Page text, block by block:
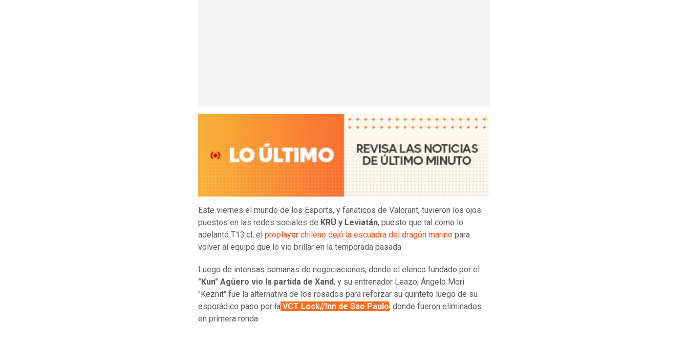
Este viernes el mundo de los Esports, y fanáticos de Valorant, tuvieron los ojos
puestos en las redes sociales de KRÜ y Leviatán, puesto que tal como lo
adelantó T13.cl, el proplayer chileno dejó la escuadra del dragón marino para
volver al equipo que lo vio brillar en la temporada pasada.
Luego de intensas semanas de negociaciones, donde el elenco fundado por el
"Kun" Agüero vio la partida de Xand, y su entrenador Leazo, Ángelo Mori
"Keznit" fue la alternativa de los rosados para reforzar su quinteto luego de su
esporádico paso por la VCT Lock//Inn de Sao Paulo, donde fueron eliminados
en primera ronda.